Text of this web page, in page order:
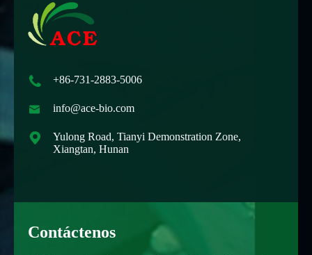
 +86-731-2883-5006
 info@ace-bio.com

Yulong Road, Tianyi Demonstration Zone,
Xiangtan, Hunan
Contáctenos